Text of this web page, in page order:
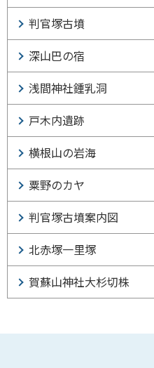
判官塚古墳
深山巴の宿
浅間神社鍾乳洞
戸木内遺跡
横根山の岩海
粟野のカヤ
判官塚古墳案内図
北赤塚一里塚
賀蘇山神社大杉切株